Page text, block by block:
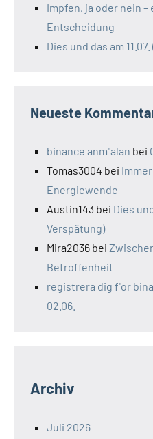
Impfen, ja oder nein
Entscheidung
Dies und das am
Neueste
binance anm"alan bei
Tomas3004 bei
Energiewende
Austin143 bei Dies
Verspätung)
Mira2036 bei
Betroffenheit
registrera dig f"or
02.06.
Archiv
Juli 2026